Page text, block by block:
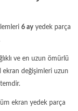
6 ayyedek parça
ve en uzun ömürlü
ekran değişimleri uzun
ekran yedek parça